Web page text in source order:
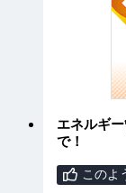
エネルギ
で！
このよ